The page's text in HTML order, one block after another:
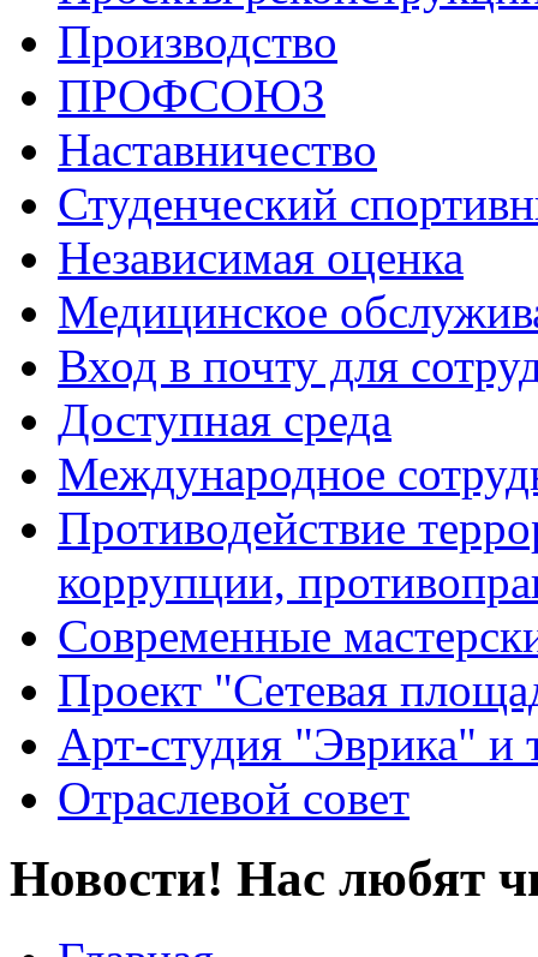
Производство
ПРОФСОЮЗ
Наставничество
Студенческий
Независимая оценка
Медицинское
Вход в почту для
Доступная среда
Международное
Противодействие
коррупции,
Современные
Проект "Сетевая
Арт-студия "Эврика" и
Отраслевой совет
Новости! Нас любят